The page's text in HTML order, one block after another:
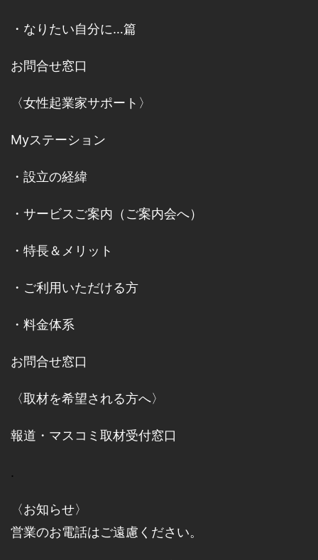
・ なりたい自分に…篇
お問合せ窓口
〈女性起業家サポート〉
Myステーション
・ 設立の経緯
・ サービスご案内 （ ご案内会へ）
・ 特長＆メリット
・ ご利用いただける方
・ 料金体系
お問合せ窓口
〈取材を希望される方へ〉
報道・マスコミ取材受付窓口
.
〈お知らせ〉
営業のお電話はご遠慮ください。